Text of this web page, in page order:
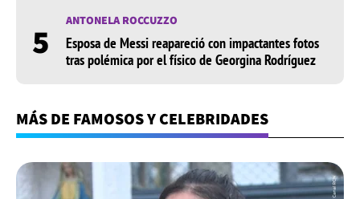
5 ANTONELA ROCCUZZO
Esposa de Messi reapareció con impactantes fotos
tras polémica por el físico de Georgina Rodríguez
MÁS DE FAMOSOS Y CELEBRIDADES